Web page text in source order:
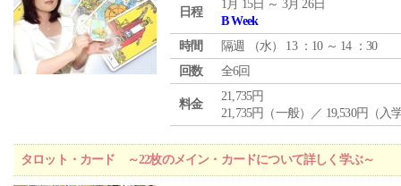
日程
1月 15日 ～ 3月 26日
B Week
時間
隔週 （水） 13 ：10 ～ 14 ：30
回数
全6回
料金
21,735円
21,735円（一般）／ 19,530円（入
タロット・カード ～22枚のメイン・カードについて詳しく学ぶ～